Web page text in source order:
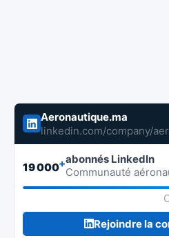
Aeronautique.ma
linkedin.com/company/
19 000+abonnés LinkedIn
Communauté
Rejoindre la